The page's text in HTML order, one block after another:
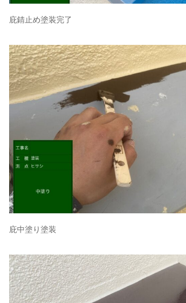
庇錆止め塗装完了
庇中塗り塗装